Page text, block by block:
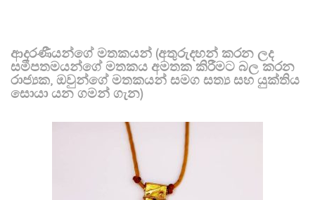
ආදරණීයන්ගේ මතකයන් (අතුරුදහන් කරන ලද
සමීපතමයන්ගේ මතකය අමතක කිරීමට බල කරන
රාජ්‍යක, ඔවුන්ගේ මතකයන් සමග සත්‍ය සහ යුක්තිය
සොයා යන ගමන් ගැන)